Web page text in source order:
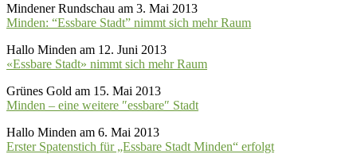
Mindener Rundschau am 3. Mai 2013
Minden: “Essbare Stadt” nimmt sich mehr Raum
Hallo Minden am 12. Juni 2013
«Essbare Stadt» nimmt sich mehr Raum
Grünes Gold am 15. Mai 2013
Minden – eine weitere ″essbare″ Stadt
Hallo Minden am 6. Mai 2013
Erster Spatenstich für „Essbare Stadt Minden“ erfolgt